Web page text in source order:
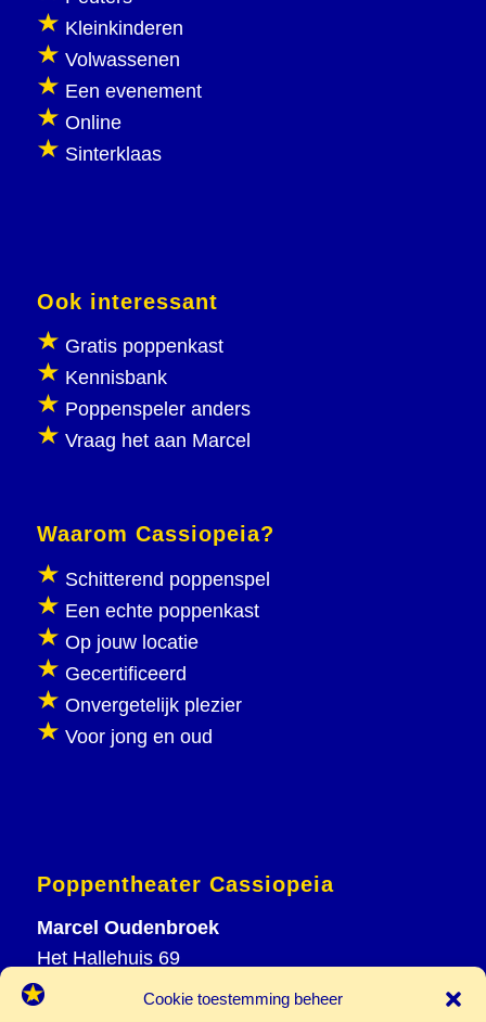
Cookie toestemming beheer
Kleinkinderen
Volwassenen
Een evenement
Online
Sinterklaas
Ook interessant
Gratis poppenkast
Kennisbank
Poppenspeler anders
Vraag het aan Marcel
Waarom Cassiopeia?
Schitterend poppenspel
Een echte poppenkast
Op jouw locatie
Gecertificeerd
Onvergetelijk plezier
Voor jong en oud
Poppentheater Cassiopeia
Marcel Oudenbroek
Het Hallehuis 69
3823 VH Amersfoort